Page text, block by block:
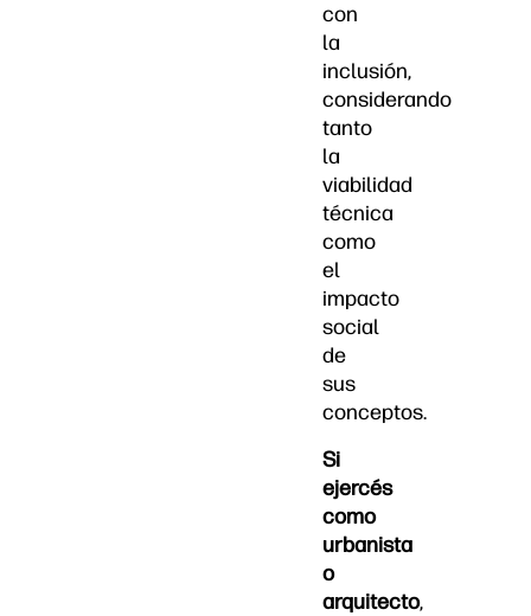
con
la
inclusión,
considerando
tanto
la
viabilidad
técnica
como
el
impacto
social
de
sus
conceptos.
Si
ejercés
como
urbanista
o
arquitecto,